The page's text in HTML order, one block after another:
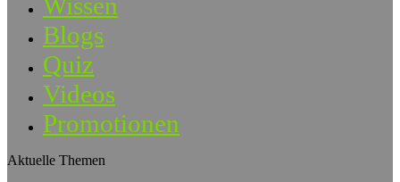
Blogs
Quiz
Videos
Promotionen
Aktuelle Themen